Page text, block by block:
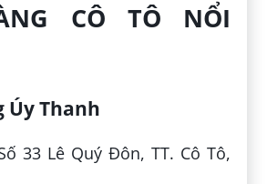
CÔ TÔ NỔI
Úy Thanh
33 Lê Quý Đôn, TT. Cô Tô,